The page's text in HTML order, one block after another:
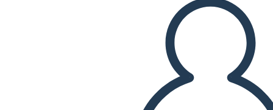
Kopier dette storyboard
LAVE ET STORYBOARD
AFSPIL DIASSHOW
LÆS FOR MIG